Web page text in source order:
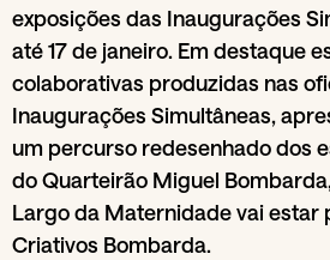
exposições das Inaugurações
até 17 de janeiro. Em destaque
colaborativas produzidas nas
Inaugurações Simultâneas,
um percurso redesenhado dos
do Quarteirão Miguel
Largo da Maternidade vai estar
Criativos Bombarda.